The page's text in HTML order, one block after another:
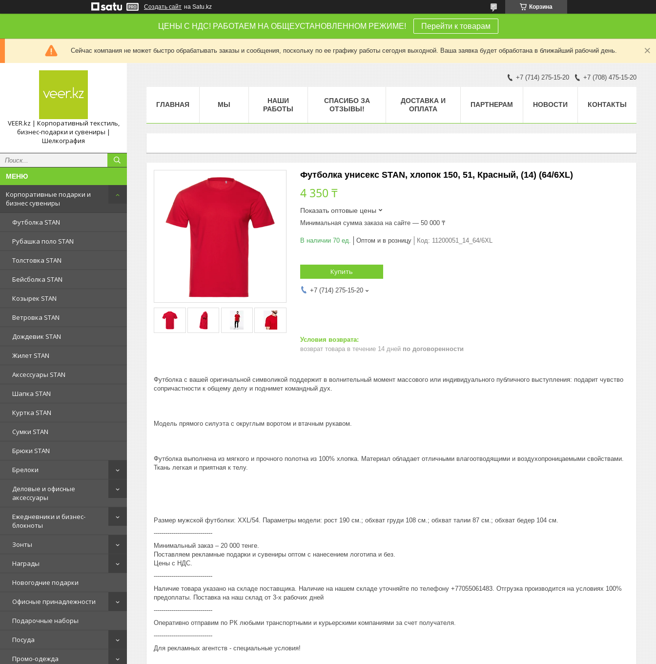
Создать сайт на Satu.kz Корзина
ЦЕНЫ С НДС! РАБОТАЕМ НА ОБЩЕУСТАНОВЛЕННОМ РЕЖИМЕ! Перейти к товарам
Сейчас компания не может быстро обрабатывать заказы и сообщения, поскольку по ее графику работы сегодня выходной. Ваша заявка будет обработана в ближайший рабочий день.
VEER.kz | Корпоративный текстиль,
бизнес-подарки и сувениры |
Шелкография
Корпоративные подарки и
бизнес сувениры
Футболка STAN
Рубашка поло STAN
Толстовка STAN
Бейсболка STAN
Козырек STAN
Ветровка STAN
Дождевик STAN
Жилет STAN
Аксессуары STAN
Шапка STAN
Куртка STAN
Сумки STAN
Брюки STAN
Брелоки
Деловые и офисные
аксессуары
Ежедневники и бизнес-
блокноты
Зонты
Награды
Новогодние подарки
Офисные принадлежности
Подарочные наборы
Посуда
Промо-одежда
+7 (714) 275-15-20 +7 (708) 475-15-20
ГЛАВНАЯ МЫ
НАШИ
РАБОТЫ
СПАСИБО ЗА
ОТЗЫВЫ!
ДОСТАВКА И
ОПЛАТА
ПАРТНЕРАМ НОВОСТИ КОНТАКТЫ
Футболка унисекс STAN, хлопок 150, 51, Красный, (14) (64/6XL)
4 350 ₸
Показать оптовые цены
Минимальная сумма заказа на сайте — 50 000 ₸
В наличии 70 ед. Оптом и в розницу Код: 11200051_14_64/6XL
Купить
+7 (714) 275-15-20
возврат товара в течение 14 дней по договоренности
Футболка с вашей оригинальной символикой поддержит в волнительный момент массового или индивидуального публичного выступления: подарит чувство
сопричастности к общему делу и поднимет командный дух.
Модель прямого силуэта с округлым воротом и втачным рукавом.
Футболка выполнена из мягкого и прочного полотна из 100% хлопка. Материал обладает отличными влагоотводящими и воздухопроницаемыми свойствами.
Ткань легкая и приятная к телу.
Размер мужской футболки: XXL/54. Параметры модели: рост 190 см.; обхват груди 108 см.; обхват талии 87 см.; обхват бедер 104 см.
------------------------------
Минимальный заказ – 20 000 тенге.
Поставляем рекламные подарки и сувениры оптом с нанесением логотипа и без.
Цены с НДС.
------------------------------
Наличие товара указано на складе поставщика. Наличие на нашем складе уточняйте по телефону +77055061483. Отгрузка производится на условиях 100%
предоплаты. Поставка на наш склад от 3-x рабочих дней
------------------------------
Оперативно отправим по РК любыми транспортными и курьерскими компаниями за счет получателя.
------------------------------
Для рекламных агентств - специальные условия!